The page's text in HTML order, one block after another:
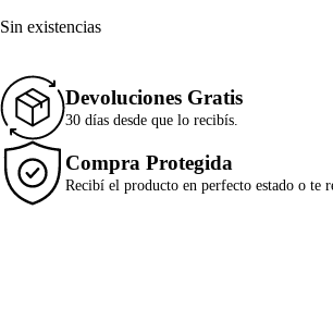
Sin existencias
Devoluciones Gratis
30 días desde que lo recibís.
Compra Protegida
Recibí el producto en perfecto estado o te